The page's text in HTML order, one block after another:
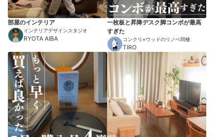
部屋のインテリア
インテリアデザインスタジオ
RYOTA AIBA
一枚板と昇降デスク脚コンボが最高
すぎた
コンクリ×ウッドのリノベ同棲
TIRO